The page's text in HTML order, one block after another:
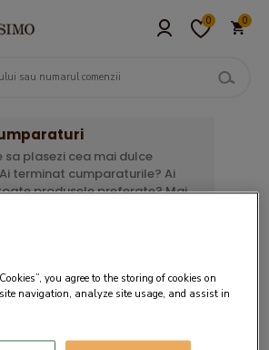
0 0
sa plasezi cea mai dulce
terminat cumparaturile? Ai
produsele preferate? Mai
doresti livrarea si opteaza
you agree to the storing of cookies on
navigation, analyze site usage, and assist in